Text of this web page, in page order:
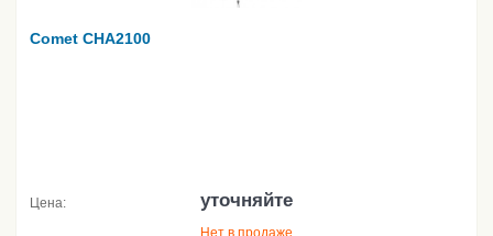
Comet CHA2100
Цена: уточняйте
Нет в продаже